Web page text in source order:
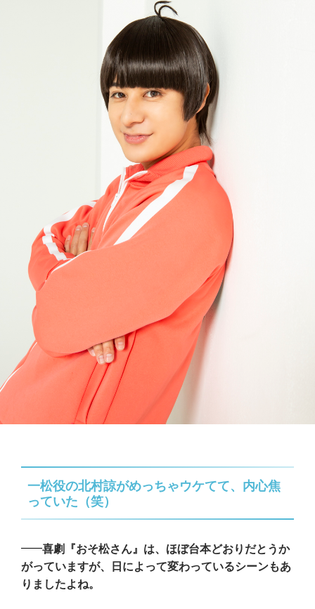
一松役の北村諒がめっちゃウケてて、内心焦
っていた（笑）
喜劇『おそ松さん』は、ほぼ台本どおりだとうか
がっていますが、日によって変わっているシーンもあ
りましたよね。